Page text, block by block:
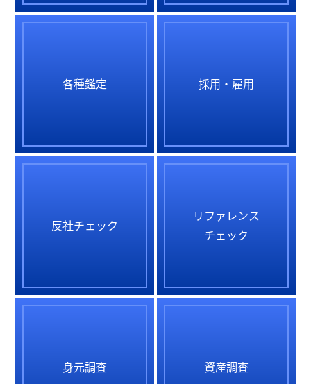
各種鑑定 採用・雇用
反社チェック
リファレンス
チェック
身元調査 資産調査